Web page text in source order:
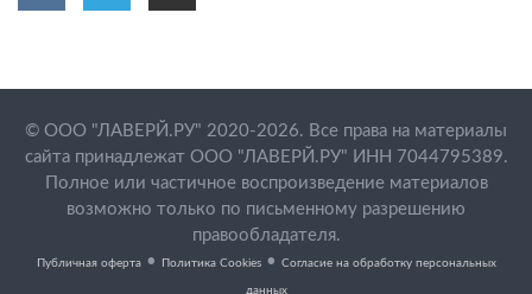
© ООО "ЛАВЕРЙ.РУ" 2020-2026. Все права на материалы
сайта принадлежат ООО "ЛАВЕРЙ.РУ" ИНН 7044795389.
Полное или частичное воспроизведение материалов
возможно только по письменному разрешению
правообладателя.
Публичная оферта • Политика Cookies • Согласие на обработку персональных
данных